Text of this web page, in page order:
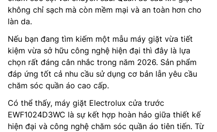
không chỉ sạch mà còn mềm mại và an toàn hơn cho
làn da.
Nếu bạn đang tìm kiếm một mẫu máy giặt vừa tiết
kiệm vừa sở hữu công nghệ hiện đại thì đây là lựa
chọn rất đáng cân nhắc trong năm 2026. Sản phẩm
đáp ứng tốt cả nhu cầu sử dụng cơ bản lẫn yêu cầu
chăm sóc quần áo cao cấp.
Có thể thấy, máy giặt Electrolux cửa trước
EWF1024D3WC là sự kết hợp hoàn hảo giữa thiết kế
hiện đại và công nghệ chăm sóc quần áo tiên tiến. Từ